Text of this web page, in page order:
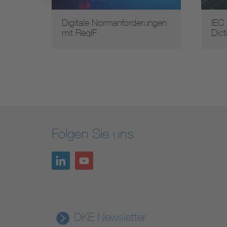
Digitale Normanforderungen
mit ReqIF
Folgen Sie uns
DKE Newsletter